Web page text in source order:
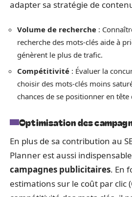
adapter sa stratégie de
Volume de recherche :
recherche des mots-clés aide à
génèrent le plus de trafic.
Compétitivité : Évaluer la
choisir des mots-clés moins
chances de se positionner en tête
Optimisation des
En plus de sa contribution au
Planner est aussi
campagnes publicitaires. En
estimations sur le coût par clic